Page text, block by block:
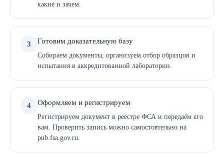
какие и зачем.
3 Готовим доказательную базу
Собираем документы, организуем отбор образцов и
испытания в аккредитованной лаборатории.
4 Оформляем и регистрируем
Регистрируем документ в реестре ФСА и передаём его
вам. Проверить запись можно самостоятельно на
pub.fsa.gov.ru.